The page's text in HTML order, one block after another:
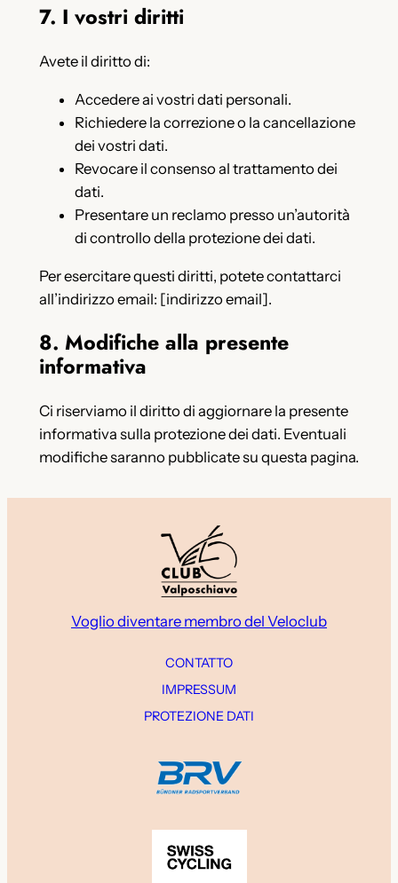
7. I vostri diritti
Avete il diritto di:
Accedere ai vostri dati personali.
Richiedere la correzione o la cancellazione
dei vostri dati.
Revocare il consenso al trattamento dei
dati.
Presentare un reclamo presso un’autorità
di controllo della protezione dei dati.
Per esercitare questi diritti, potete contattarci
all’indirizzo email: [indirizzo email].
8. Modifiche alla presente
informativa
Ci riserviamo il diritto di aggiornare la presente
informativa sulla protezione dei dati. Eventuali
modifiche saranno pubblicate su questa pagina.
Voglio diventare membro del Veloclub
CONTATTO
IMPRESSUM
PROTEZIONE DATI